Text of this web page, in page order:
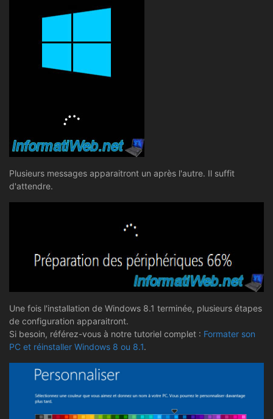
Plusieurs messages apparaitront un après l'autre. Il suffit
d'attendre.
Une fois l'installation de Windows 8.1 terminée, plusieurs étapes
de configuration apparaitront.
Si besoin, référez-vous à notre tutoriel complet : Formater son
PC et réinstaller Windows 8 ou 8.1.